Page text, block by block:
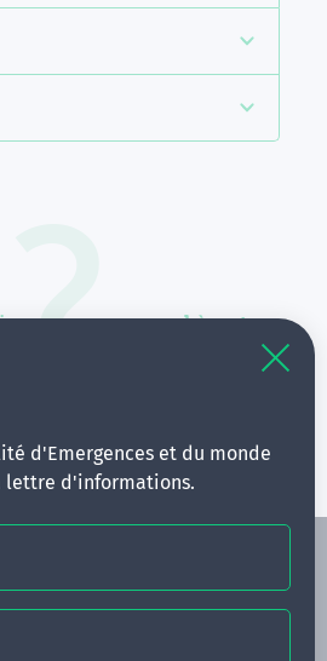
d'Emergences et du monde
lettre d'informations.
ne correspond à votre
votre requête en élargissant